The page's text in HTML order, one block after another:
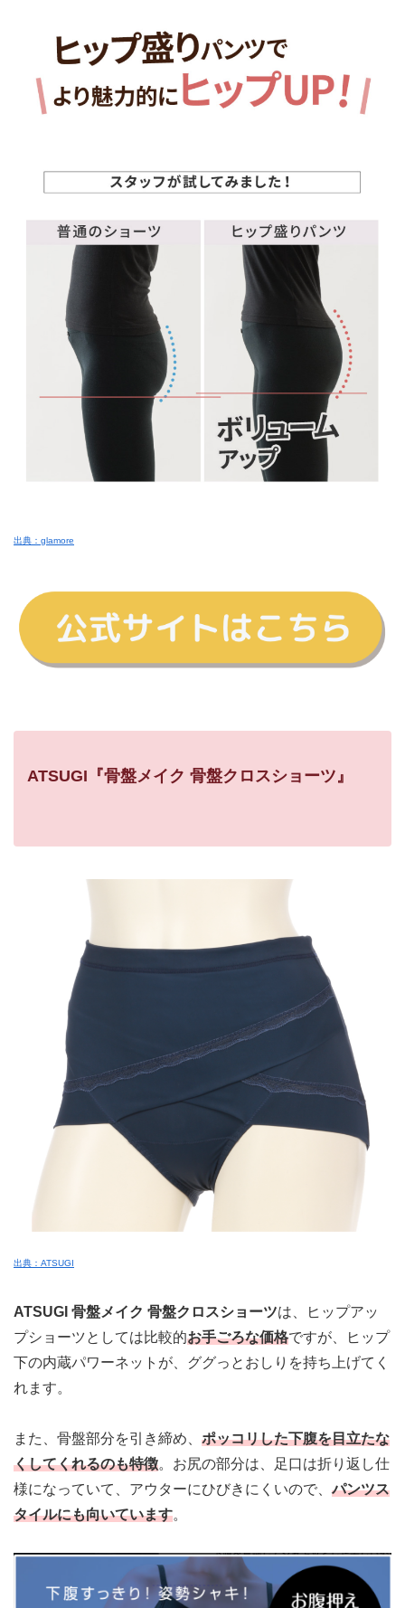
出典：glamore
ATSUGI『骨盤メイク 骨盤クロスショーツ』
出典：ATSUGI
ATSUGI 骨盤メイク 骨盤クロスショーツは、
ヒップアッ
プショーツとしては比較的お手ごろな価格ですが、ヒップ
下の内蔵パワーネットが、ググっとおしりを持ち上げてく
れます。
また、 骨盤部分を引き締め、 ポッコリした下腹を目立たな
くしてくれるのも特徴。お尻の部分は、足口は折り返し仕
様になっていて、アウターにひびきにくいので、パンツス
タイルにも向いています。